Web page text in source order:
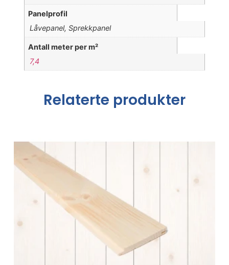
Panelprofil
Låvepanel, Sprekkpanel
Antall meter per m²
7,4
Relaterte produkter